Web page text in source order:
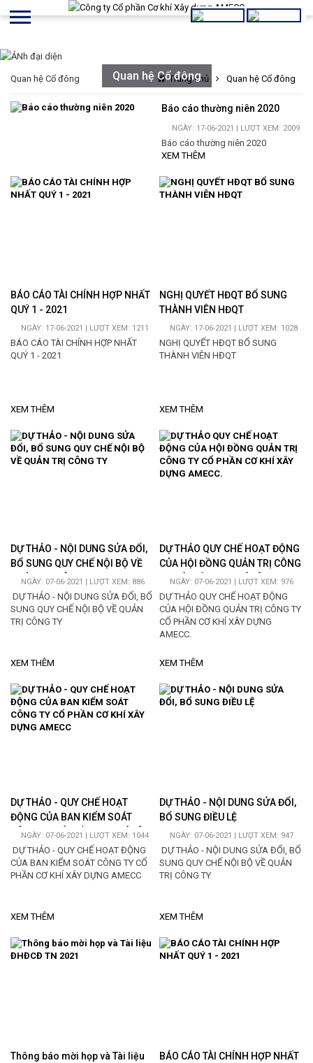
Quan hệ Cổ đông
Quan hệ Cổ đông Trang chủ Quan hệ Cổ đông
Báo cáo thường niên 2020
NGÀY: 17-06-2021 | LƯỢT XEM: 2009
Báo cáo thường niên 2020
XEM THÊM
BÁO CÁO TÀI CHÍNH HỢP NHẤT
QUÝ 1 - 2021
NGÀY: 17-06-2021 | LƯỢT XEM: 1211
BÁO CÁO TÀI CHÍNH HỢP NHẤT
QUÝ 1 - 2021
XEM THÊM
NGHỊ QUYẾT HĐQT BỔ SUNG
THÀNH VIÊN HĐQT
NGÀY: 17-06-2021 | LƯỢT XEM: 1028
NGHỊ QUYẾT HĐQT BỔ SUNG
THÀNH VIÊN HĐQT
XEM THÊM
DỰ THẢO - NỘI DUNG SỬA ĐỔI,
BỔ SUNG QUY CHẾ NỘI BỘ VỀ
QUẢN TRỊ CÔNG TY
NGÀY: 07-06-2021 | LƯỢT XEM: 886
DỰ THẢO - NỘI DUNG SỬA ĐỔI, BỔ
SUNG QUY CHẾ NỘI BỘ VỀ QUẢN
TRỊ CÔNG TY
XEM THÊM
DỰ THẢO QUY CHẾ HOẠT ĐỘNG
CỦA HỘI ĐỒNG QUẢN TRỊ CÔNG
TY CỔ PHẦN CƠ KHÍ XÂY DỰNG
AMECC.
NGÀY: 07-06-2021 | LƯỢT XEM: 976
DỰ THẢO QUY CHẾ HOẠT ĐỘNG
CỦA HỘI ĐỒNG QUẢN TRỊ CÔNG TY
CỔ PHẦN CƠ KHÍ XÂY DỰNG
AMECC.
XEM THÊM
DỰ THẢO - QUY CHẾ HOẠT
ĐỘNG CỦA BAN KIỂM SOÁT
CÔNG TY CỔ PHẦN CƠ KHÍ XÂY
DỰNG AMECC
NGÀY: 07-06-2021 | LƯỢT XEM: 1044
DỰ THẢO - QUY CHẾ HOẠT ĐỘNG
CỦA BAN KIỂM SOÁT CÔNG TY CỔ
PHẦN CƠ KHÍ XÂY DỰNG AMECC
XEM THÊM
DỰ THẢO - NỘI DUNG SỬA ĐỔI,
BỔ SUNG ĐIỀU LỆ
NGÀY: 07-06-2021 | LƯỢT XEM: 947
DỰ THẢO - NỘI DUNG SỬA ĐỔI, BỔ
SUNG QUY CHẾ NỘI BỘ VỀ QUẢN
TRỊ CÔNG TY
XEM THÊM
Thông báo mời họp và Tài liệu
BÁO CÁO TÀI CHÍNH HỢP NHẤT